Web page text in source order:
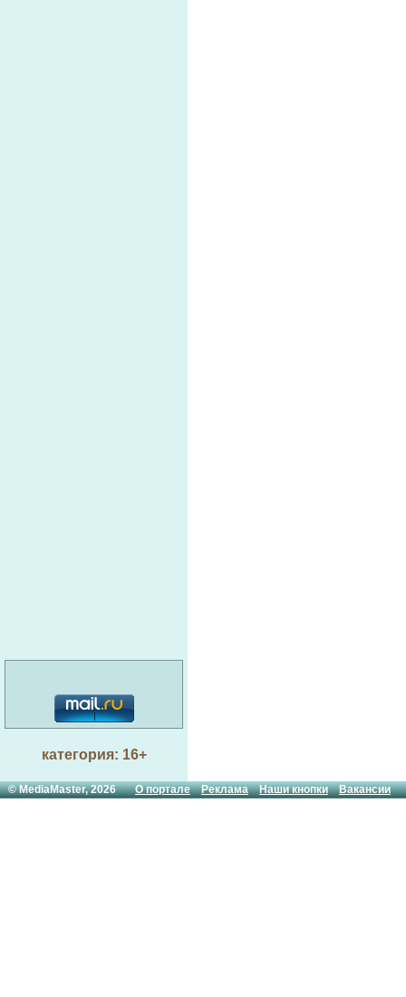
категория: 16+
© MediaMaster, 2026О портале Реклама Наши кнопки Вакансии